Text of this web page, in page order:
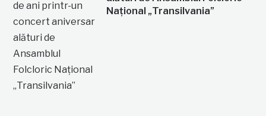
Național „Transilvania”